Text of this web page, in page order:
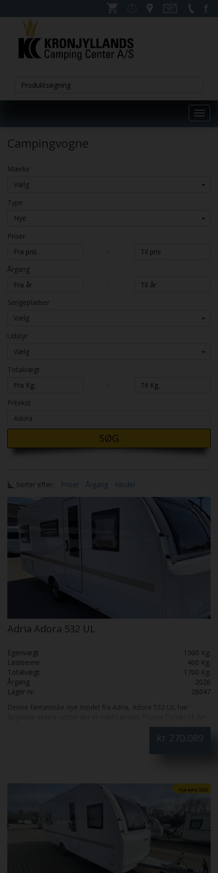
Campingvogne
Mærke
Vælg
Type
Nye
Priser
-
Årgang
-
Sengepladser
Vælg
Udstyr
Vælg
Totalvægt
-
Fritekst
SØG
Sorter efter: Priser Årgang Model
Adria Adora 532 UL
Egenvægt
1300 Kg.
Lasteevne
400 Kg.
Totalvægt
1700 Kg.
Årgang
2026
Lager nr.
26047
Denne fantastiske nye model fra Adria, Adora 532 UL har
TV-holder, smartbox opbevaring i gaskasse, udendørs multistik
kr 270.089